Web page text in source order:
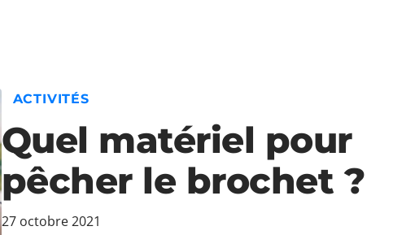
ACTIVITÉS
Quel matériel pour
pêcher le brochet ?
27 octobre 2021